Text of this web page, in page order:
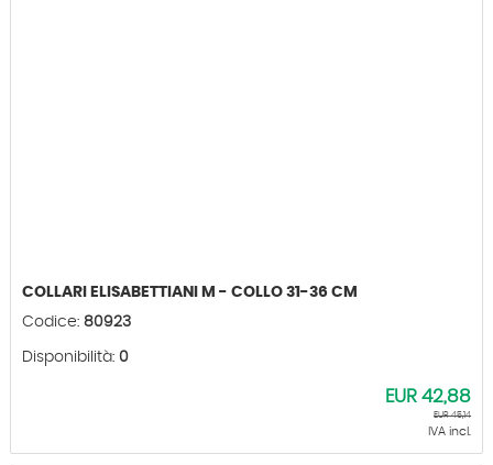
COLLARI ELISABETTIANI M - COLLO 31-36 CM
Codice: 80923
Disponibilità: 0
EUR 42,88
EUR45,14
IVA incl.